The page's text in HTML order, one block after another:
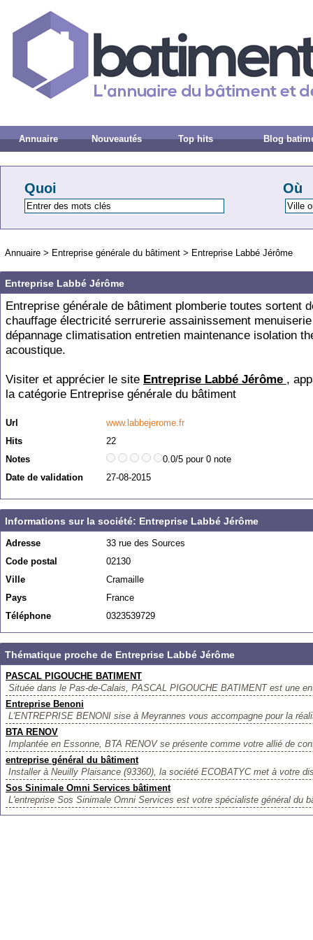
Annuaire Nouveautés Top hits Blog
Quoi Où
Annuaire > Entreprise générale du bâtiment > Entreprise Labbé Jérôme
Entreprise Labbé Jérôme
Entreprise générale de bâtiment plomberie toutes sortent
chauffage électricité serrurerie assainissement menuiserie
dépannage climatisation entretien maintenance isolation
acoustique.
Visiter et apprécier le site Entreprise Labbé Jérôme ,
la catégorie Entreprise générale du bâtiment
Url
www.labbejerome.fr
Hits
22
Notes
0.0/5 pour 0 note
Date de validation
27-08-2015
Informations sur la société: Entreprise Labbé Jérôme
Adresse
33 rue des Sources
Code postal
02130
Ville
Cramaille
Pays
France
Téléphone
0323539729
Thématique proche de Entreprise Labbé Jérôme
PASCAL PIGOUCHE BATIMENT
Située dans le Pas-de-Calais, PASCAL PIGOUCHE BATIMENT est une
Entreprise Benoni
L'ENTREPRISE BENONI sise à Meyrannes vous accompagne pour la
BTA RENOV
Implantée en Essonne, BTA RENOV se présente comme votre allié de
entreprise général du bâtiment
Installer à Neuilly Plaisance (93360), la société ECOBATYC met à votre
Sos Sinimale Omni Services bâtiment
L'entreprise Sos Sinimale Omni Services est votre spécialiste général du